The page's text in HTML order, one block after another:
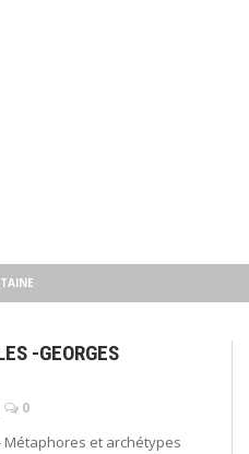
-GEORGES
0
Métaphores et archétypes